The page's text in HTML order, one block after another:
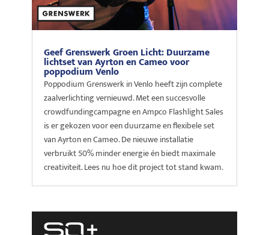
Geef Grenswerk Groen Licht: Duurzame
lichtset van Ayrton en Cameo voor
poppodium Venlo
Poppodium Grenswerk in Venlo heeft zijn complete
zaalverlichting vernieuwd. Met een succesvolle
crowdfundingcampagne en Ampco Flashlight Sales
is er gekozen voor een duurzame en flexibele set
van Ayrton en Cameo. De nieuwe installatie
verbruikt 50% minder energie én biedt maximale
creativiteit. Lees nu hoe dit project tot stand kwam.